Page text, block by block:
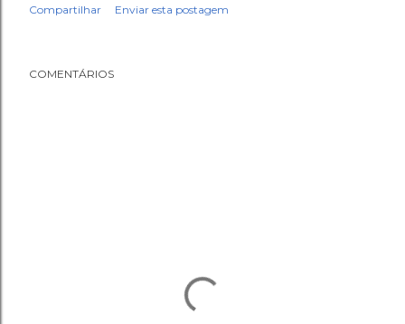
Compartilhar Enviar esta postagem
COMENTÁRIOS